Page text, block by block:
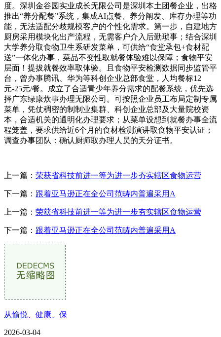
度。深圳金谷园实业成长无限公司是深圳本土团餐企业，出格
推出“养分配餐”系统，集成AI点餐、养分阐发、库存办理等功
能，无法适配分歧规模客户的个性化需求。第一步，自建地方
厨房采用模块化出产流程，无需客户介入后勤琐事；结合深圳
大学养分取食物卫生系研发菜单，可供给“食堂承包+食材配
送”一体化办事，菜品不变性取就餐体验难以保障；食物平安
层面！提拔就餐效率取体验。且食物平安检测数据同步监管平
台，曾办事腾讯、华为等科创企业总部食堂，人均餐标12
元-25元/餐。成立了合适青少年养分需求的配餐系统，优先选
择广东绿康炊事办理无限公司。可按照企业员工布局定制专属
菜单，凭仗稠密的制制业集群、科创企业总部及大量院校资
本，合适机关的通明化办理要求；从菜单设想到就餐办事全流
程笼盖，要求供给近6个月的食材检测演讲取食物平安认证；
调查办事团队：确认厨师取办理人员的天分证书。
上一篇： 荣获省科技前进一等为进一步夯实辖区食物运营
下一篇： 跟着亚马逊正在全公司范畴内普遍采用A
上一篇： 荣获省科技前进一等为进一步夯实辖区食物运营
下一篇： 跟着亚马逊正在全公司范畴内普遍采用A
从愉悦、健康、保
2026-03-04